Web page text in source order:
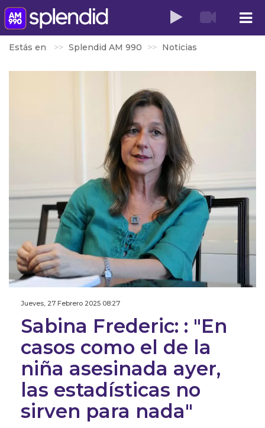
Estás en Splendid AM 990 Noticias
Jueves, 27 Febrero 2025 08:27
Sabina Frederic: : "En
casos como el de la
niña asesinada ayer,
las estadísticas no
sirven para nada"